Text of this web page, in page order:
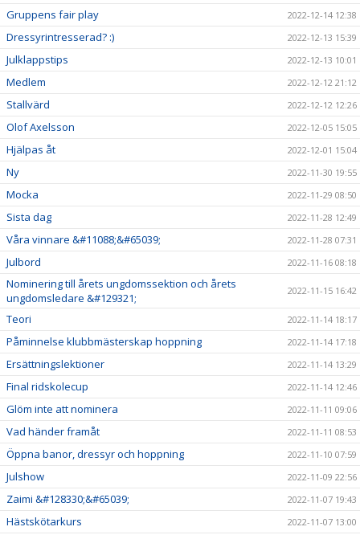
Gruppens fair play 2022-12-14 12:38
Dressyrintresserad? :) 2022-12-13 15:39
Julklappstips 2022-12-13 10:01
Medlem 2022-12-12 21:12
Stallvärd 2022-12-12 12:26
Olof Axelsson 2022-12-05 15:05
Hjälpas åt 2022-12-01 15:04
Ny 2022-11-30 19:55
Mocka 2022-11-29 08:50
Sista dag 2022-11-28 12:49
Våra vinnare &#11088;&#65039; 2022-11-28 07:31
Julbord 2022-11-16 08:18
Nominering till årets ungdomssektion och årets
ungdomsledare &#129321;
2022-11-15 16:42
Teori 2022-11-14 18:17
Påminnelse klubbmästerskap hoppning 2022-11-14 17:18
Ersättningslektioner 2022-11-14 13:29
Final ridskolecup 2022-11-14 12:46
Glöm inte att nominera 2022-11-11 09:06
Vad händer framåt 2022-11-11 08:53
Öppna banor, dressyr och hoppning 2022-11-10 07:59
Julshow 2022-11-09 22:56
Zaimi &#128330;&#65039; 2022-11-07 19:43
Hästskötarkurs 2022-11-07 13:00